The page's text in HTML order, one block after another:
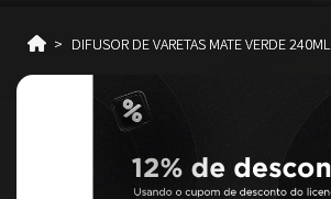
DIFUSOR DE VARETAS MATE VERDE 240ML